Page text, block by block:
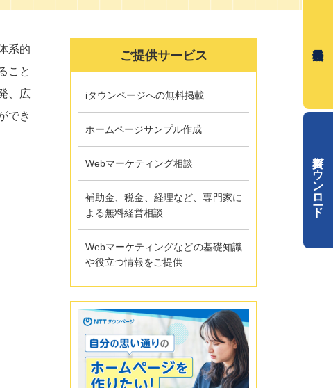
資料ダウンロード
系的
こと
、広
でき
ご提供サービス
iタウンページへの無料掲載
ホームページサンプル作成
Webマーケティング相談
補助金、税金、経理など、専門家に
よる無料経営相談
Webマーケティングなどの基礎知識
や役立つ情報をご提供